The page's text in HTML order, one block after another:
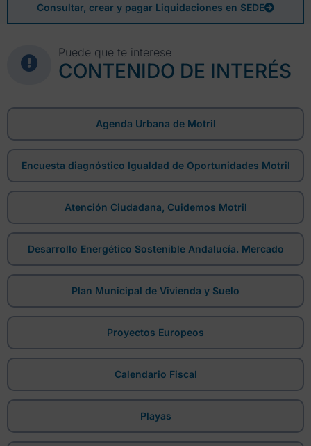
Consultar, crear y pagar Liquidaciones en SEDE
Puede que te interese
CONTENIDO DE INTERÉS
Agenda Urbana de Motril
Encuesta diagnóstico Igualdad de Oportunidades Motril
Atención Ciudadana, Cuidemos Motril
Desarrollo Energético Sostenible Andalucía. Mercado
Plan Municipal de Vivienda y Suelo
Proyectos Europeos
Calendario Fiscal
Playas